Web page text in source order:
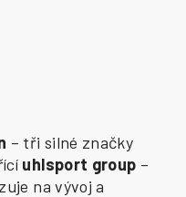
– tři silné značky
uhlsport group –
na vývoj a